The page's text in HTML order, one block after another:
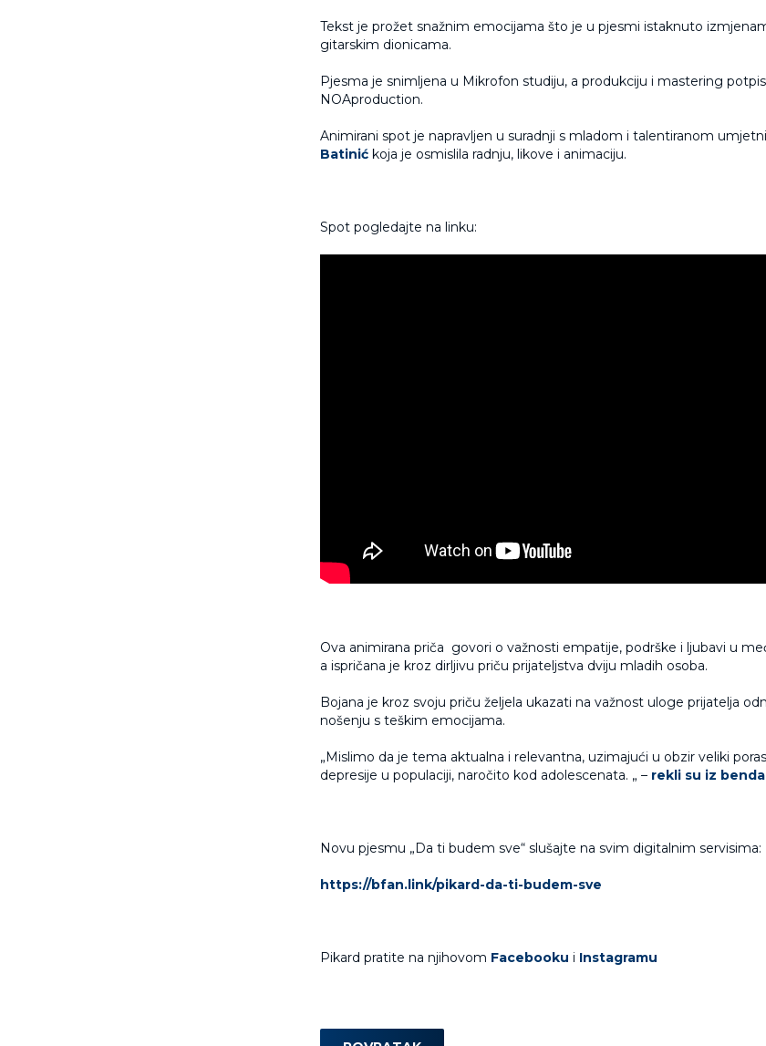
Tekst je prožet snažnim emocijama što je u pjesmi istaknuto
gitarskim dionicama.
Pjesma je snimljena u Mikrofon studiju, a produkciju i mastering
NOAproduction.
Animirani spot je napravljen u suradnji s mladom i talentiranom
Batinić koja je osmislila radnju, likove i animaciju.
Spot pogledajte na linku:
Ova animirana priča govori o važnosti empatije, podrške i ljubavi u
a ispričana je kroz dirljivu priču prijateljstva dviju mladih osoba.
Bojana je kroz svoju priču željela ukazati na važnost uloge prijatelja
nošenju s teškim emocijama.
„Mislimo da je tema aktualna i relevantna, uzimajući u obzir veliki
depresije u populaciji, naročito kod adolescenata. „ – rekli su iz benda
Novu pjesmu „Da ti budem sve“ slušajte na svim digitalnim servisima:
https://bfan.link/pikard-da-ti-budem-sve
Pikard pratite na njihovom Facebooku i Instagramu